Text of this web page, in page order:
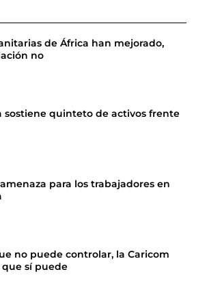
de África han mejorado,
no
sostiene quinteto de activos frente
para los trabajadores en
no puede controlar, la Caricom
sí puede